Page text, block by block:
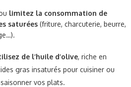
limitez la consommation de
saturées (friture, charcuterie, beurre,
de l’huile d’olive, riche en
gras insaturés pour cuisiner ou
vos plats.